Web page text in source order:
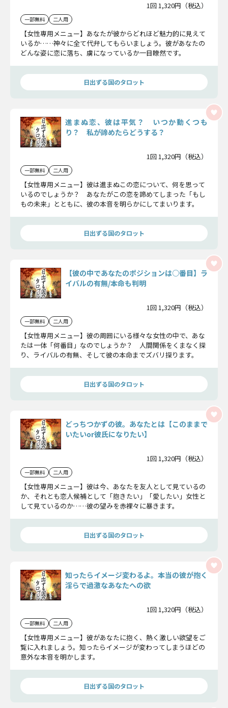
1回 1,320円（税込）
一部無料 二人用
【女性専用メニュー】あなたが彼からどれほど魅力的に見えて
いるか……神々に全て代弁してもらいましょう。彼があなたの
どんな姿に恋に落ち、虜になっているか一目瞭然です。
日出ずる国のタロット
進まぬ恋、彼は平気？ いつか動くつも
り？ 私が諦めたらどうする？
1回 1,320円（税込）
一部無料 二人用
【女性専用メニュー】彼は進まぬこの恋について、何を思って
いるのでしょうか？ あなたがこの恋を諦めてしまった「もし
もの未来」とともに、彼の本音を明らかにしてまいります。
日出ずる国のタロット
【彼の中であなたのポジションは○番目】ラ
イバルの有無/本命も判明
1回 1,320円（税込）
一部無料 二人用
【女性専用メニュー】彼の周囲にいる様々な女性の中で、あな
たは一体「何番目」なのでしょうか？ 人間関係をくまなく探
り、ライバルの有無、そして彼の本命までズバリ探ります。
日出ずる国のタロット
どっちつかずの彼。あなたとは【このままで
いたいor彼氏になりたい】
1回 1,320円（税込）
一部無料 二人用
【女性専用メニュー】彼は今、あなたを友人として見ているの
か、それとも恋人候補として「抱きたい」「愛したい」女性と
して見ているのか……彼の望みを赤裸々に暴きます。
日出ずる国のタロット
知ったらイメージ変わるよ。本当の彼が抱く
淫らで過激なあなたへの欲
1回 1,320円（税込）
一部無料 二人用
【女性専用メニュー】彼があなたに抱く、熱く激しい欲望をご
覧に入れましょう。知ったらイメージが変わってしまうほどの
意外な本音を明かします。
日出ずる国のタロット